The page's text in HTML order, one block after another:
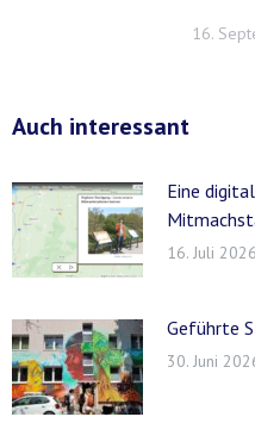
16.
Auch interessant
Eine
16. Juli 2026
Geführte
30. Juni